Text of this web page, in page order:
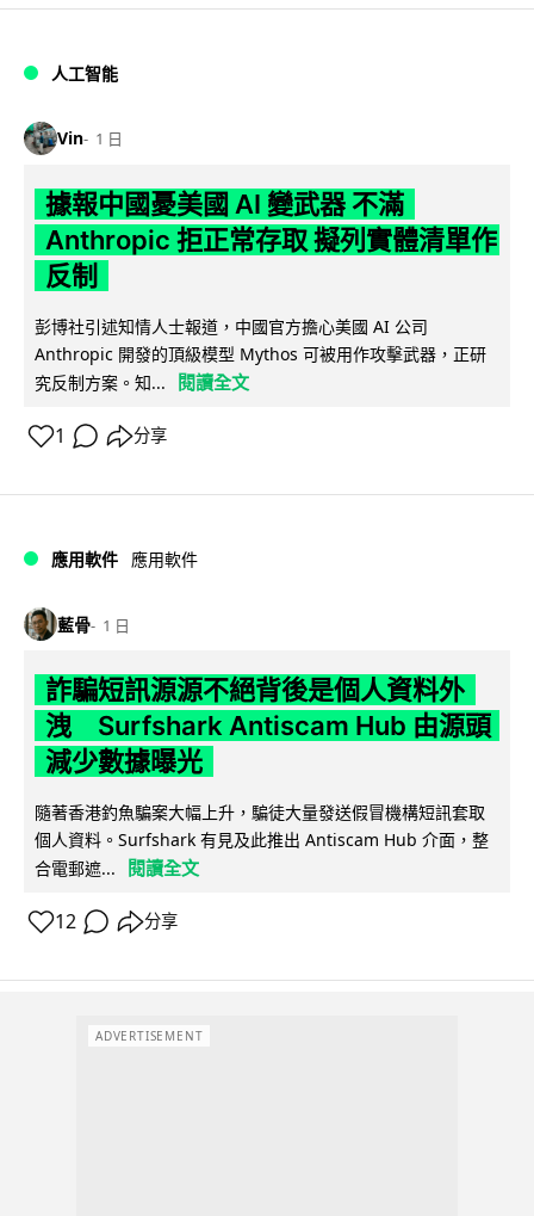
人工智能
Vin 1 日
據報中國憂美國 AI 變武器 不滿
Anthropic 拒正常存取 擬列實體清單作
反制
彭博社引述知情人士報道，中國官方擔心美國 AI 公司
Anthropic 開發的頂級模型 Mythos 可被用作攻擊武器，正研
究反制方案。知...
閱讀全文
1 分享
應用軟件 應用軟件
藍骨 1 日
詐騙短訊源源不絕背後是個人資料外
洩 Surfshark Antiscam Hub 由源頭
減少數據曝光
隨著香港釣魚騙案大幅上升，騙徒大量發送假冒機構短訊套取
個人資料。Surfshark 有見及此推出 Antiscam Hub 介面，整
合電郵遮...
閱讀全文
12 分享
ADVERTISEMENT